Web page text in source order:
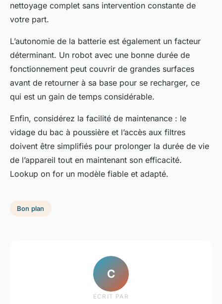
nettoyage complet sans intervention constante de
votre part.
L’autonomie de la batterie est également un facteur
déterminant. Un robot avec une bonne durée de
fonctionnement peut couvrir de grandes surfaces
avant de retourner à sa base pour se recharger, ce
qui est un gain de temps considérable.
Enfin, considérez la facilité de maintenance : le
vidage du bac à poussière et l’accès aux filtres
doivent être simplifiés pour prolonger la durée de vie
de l’appareil tout en maintenant son efficacité.
Lookup on for un modèle fiable et adapté.
Bon plan
C
ECRIT PAR